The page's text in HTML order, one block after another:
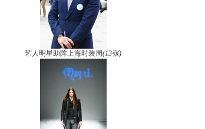
艺人明星助阵上海时装周(13张)